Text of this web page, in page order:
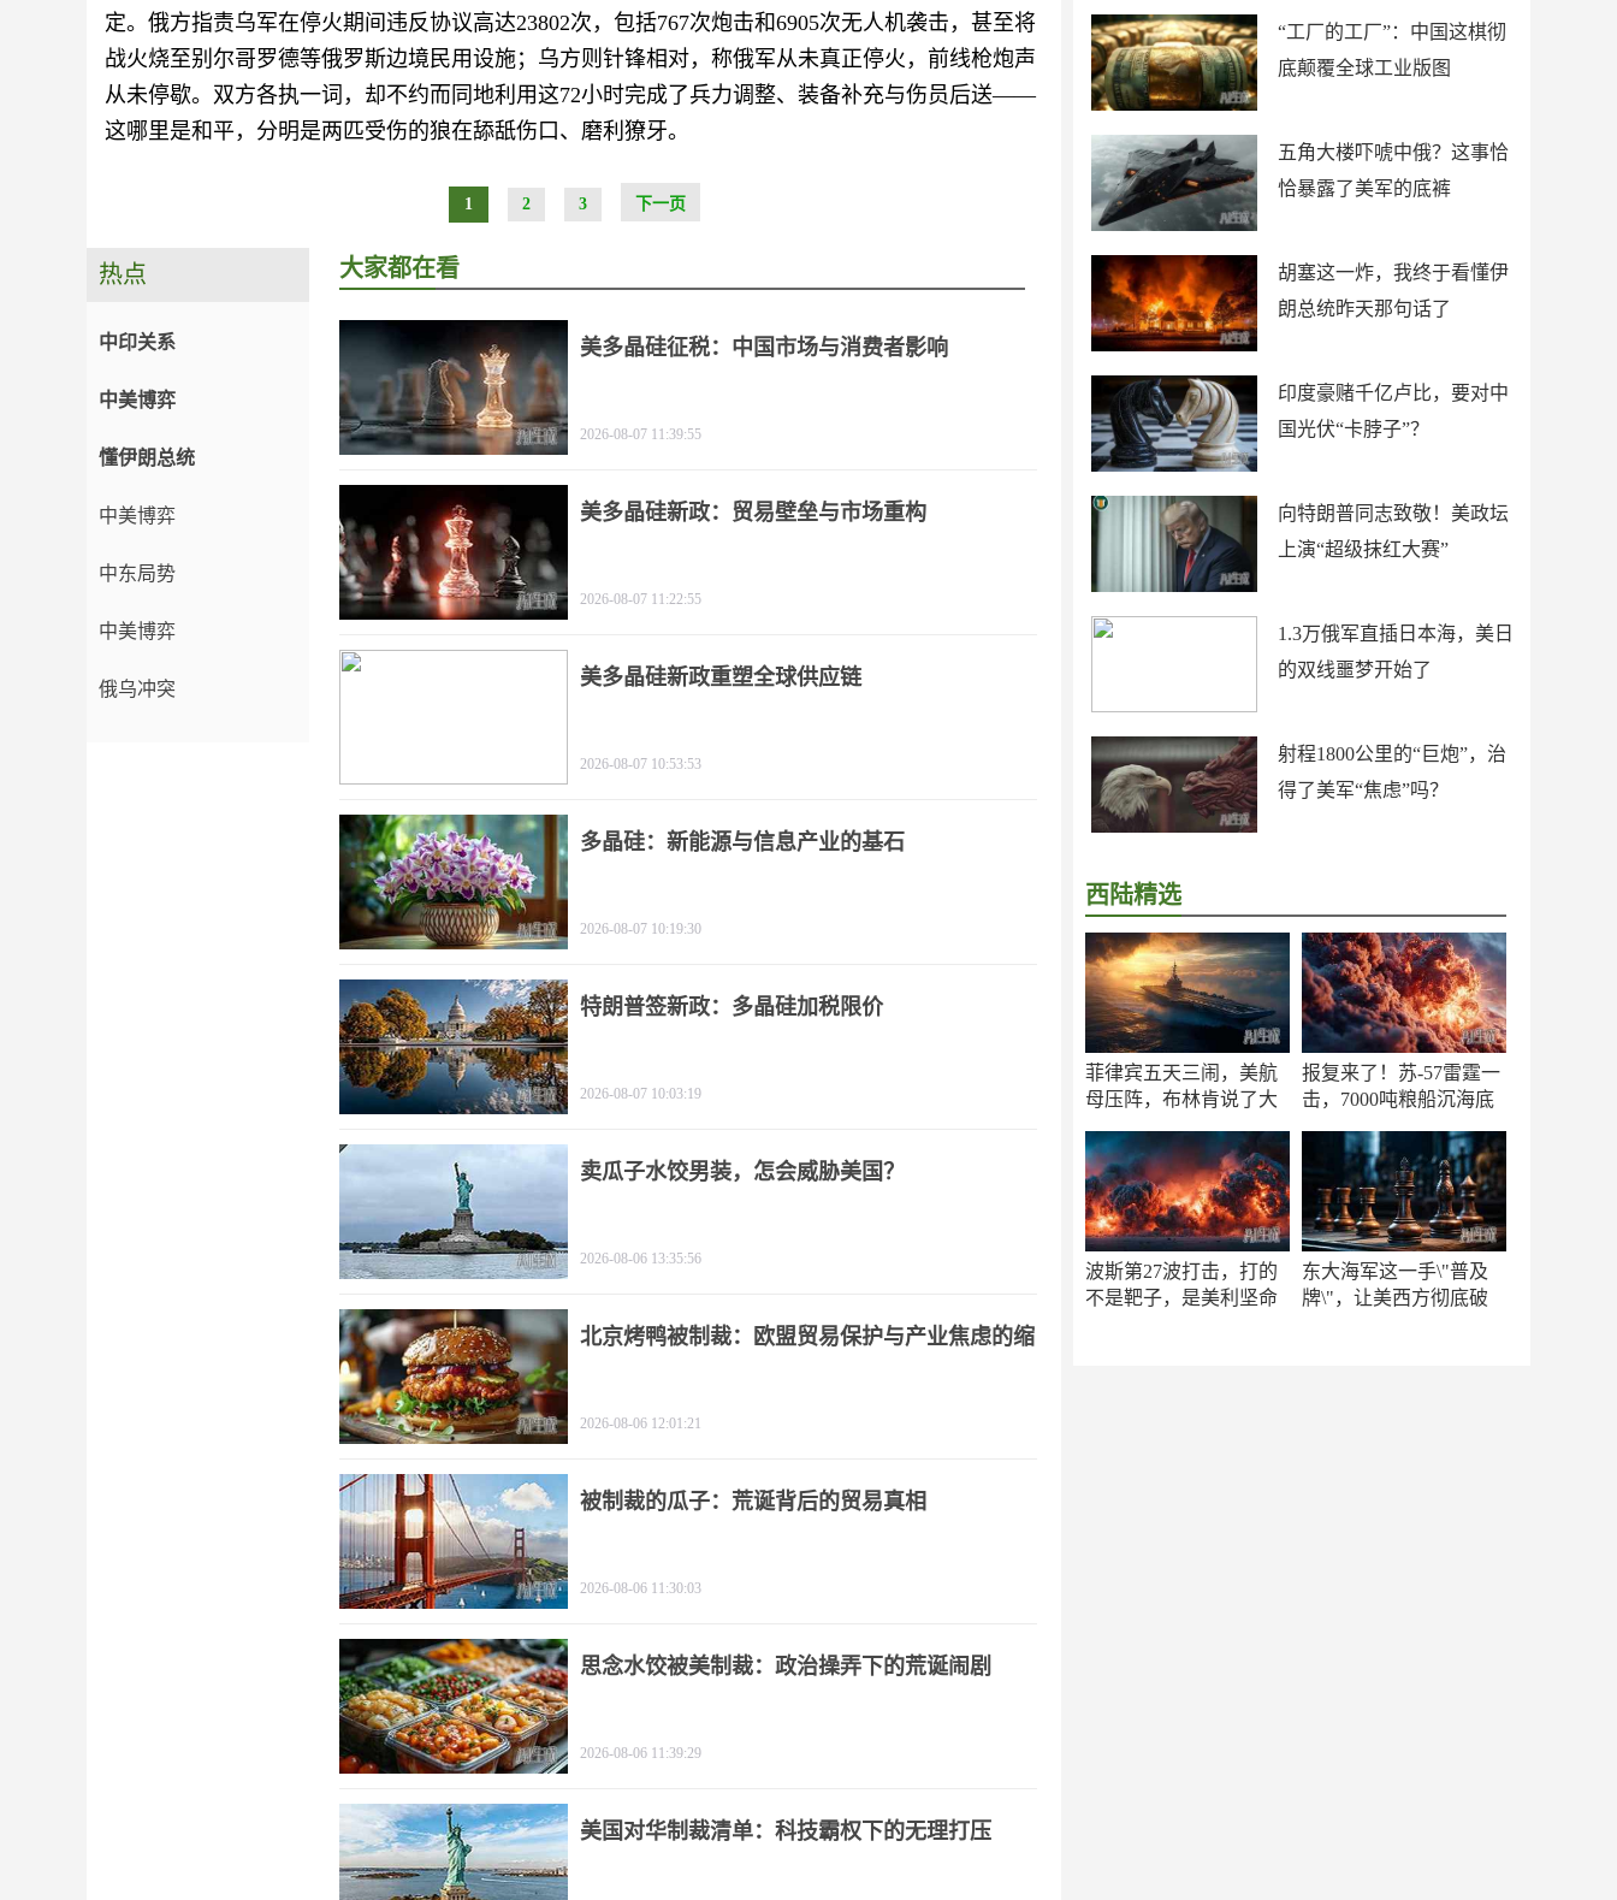
定。俄方指责乌军在停火期间违反协议高达23802次，包括767次炮击和6905次无人机袭击，甚至将
战火烧至别尔哥罗德等俄罗斯边境民用设施；乌方则针锋相对，称俄军从未真正停火，前线枪炮声
从未停歇。双方各执一词，却不约而同地利用这72小时完成了兵力调整、装备补充与伤员后送——
这哪里是和平，分明是两匹受伤的狼在舔舐伤口、磨利獠牙。
1 2 3 下一页
“工厂的工厂”：中国这棋彻
底颠覆全球工业版图
五角大楼吓唬中俄？这事恰
恰暴露了美军的底裤
胡塞这一炸，我终于看懂伊
朗总统昨天那句话了
印度豪赌千亿卢比，要对中
国光伏“卡脖子”？
向特朗普同志致敬！美政坛
上演“超级抹红大赛”
1.3万俄军直插日本海，美日
的双线噩梦开始了
射程1800公里的“巨炮”，治
得了美军“焦虑”吗？
西陆精选
菲律宾五天三闹，美航
母压阵，布林肯说了大
报复来了！苏-57雷霆一
击，7000吨粮船沉海底
波斯第27波打击，打的
不是靶子，是美利坚命
东大海军这一手\"普及
牌\"，让美西方彻底破
热点
中印关系
中美博弈
懂伊朗总统
中美博弈
中东局势
中美博弈
俄乌冲突
大家都在看
美多晶硅征税：中国市场与消费者影响
2026-08-07 11:39:55
美多晶硅新政：贸易壁垒与市场重构
2026-08-07 11:22:55
美多晶硅新政重塑全球供应链
2026-08-07 10:53:53
多晶硅：新能源与信息产业的基石
2026-08-07 10:19:30
特朗普签新政：多晶硅加税限价
2026-08-07 10:03:19
卖瓜子水饺男装，怎会威胁美国？
2026-08-06 13:35:56
北京烤鸭被制裁：欧盟贸易保护与产业焦虑的缩
2026-08-06 12:01:21
被制裁的瓜子：荒诞背后的贸易真相
2026-08-06 11:30:03
思念水饺被美制裁：政治操弄下的荒诞闹剧
2026-08-06 11:39:29
美国对华制裁清单：科技霸权下的无理打压